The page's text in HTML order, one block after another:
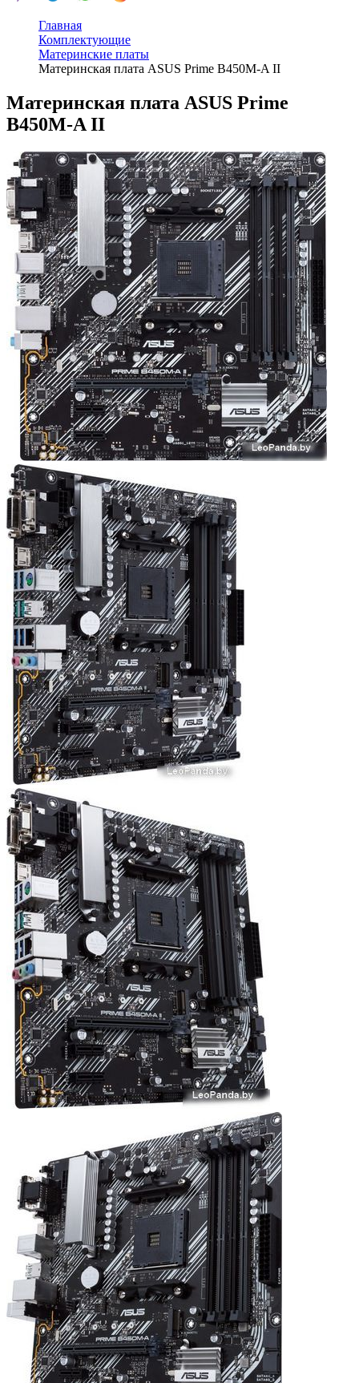
Главная
Комплектующие
Материнские платы
Материнская плата ASUS Prime B450M-A II
Материнская плата ASUS Prime
B450M-A II